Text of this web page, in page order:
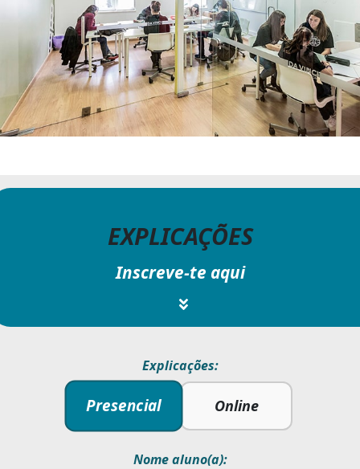
EXPLICAÇÕES
Inscreve-te aqui
Explicações:
Presencial Online
Nome aluno(a):